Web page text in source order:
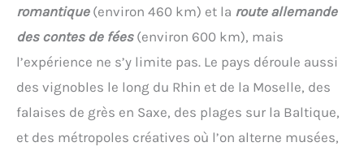
romantique(environ 460 km) et la route allemande
des contes de fées(environ 600 km), mais
l’expérience ne s’y limite pas. Le pays déroule aussi
des vignobles le long du Rhin et de la Moselle, des
falaises de grès en Saxe, des plages sur la Baltique,
et des métropoles créatives où l’on alterne musées,